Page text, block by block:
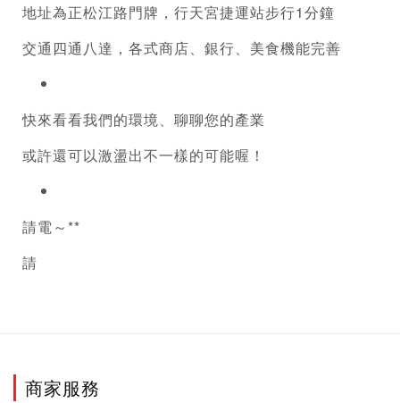
地址為正松江路門牌，行天宮捷運站步行1分鐘
交通四通八達，各式商店、銀行、美食機能完善
快來看看我們的環境、聊聊您的產業
或許還可以激盪出不一樣的可能喔！
請電～**
請
商家服務